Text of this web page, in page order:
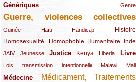
Génériques
(59/289) Genre
(22/289)
Guerre, violences collectives
(149/289)
Guinée
(12/289) Haïti
(15/289) Handicap
(10/289) Histoire
(49/289)
Homosexualité, Homophobie
(44/289) Humanitaire
(47/289) Inde
(34/289)
JAIV
(10/289)Jeunesse
(21/289) Justice
(65/289) Kenya
(35/289) Liberia
(25/289) Livre
(62/289)
Lois transmission intentionnelle
(24/289) Malawi
(11/289) Mali
(21/289)
Médecine
(62/289) Médicament, Traitements
(142/289)